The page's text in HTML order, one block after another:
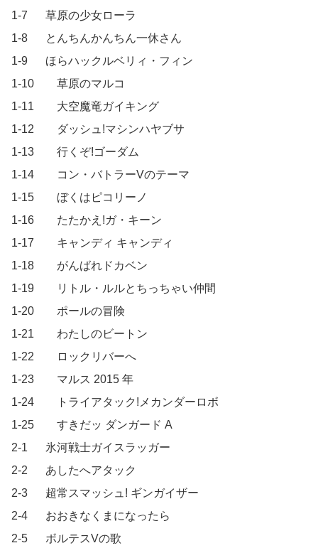
1-7		草原の少女ローラ
1-8		とんちんかんちん一休さん
1-9		ほらハックルベリィ・フィン
1-10		草原のマルコ
1-11		大空魔竜ガイキング
1-12		ダッシュ!マシンハヤブサ
1-13		行くぞ!ゴーダム
1-14		コン・バトラーVのテーマ
1-15		ぼくはピコリーノ
1-16		たたかえ!ガ・キーン
1-17		キャンディ キャンディ
1-18		がんばれドカベン
1-19		リトル・ルルとちっちゃい仲間
1-20		ポールの冒険
1-21		わたしのビートン
1-22		ロックリバーへ
1-23		マルス 2015 年
1-24		トライアタック!メカンダーロボ
1-25		すきだッ ダンガード A
2-1		氷河戦士ガイスラッガー
2-2		あしたへアタック
2-3		超常スマッシュ! ギンガイザー
2-4		おおきなくまになったら
2-5		ボルテスVの歌